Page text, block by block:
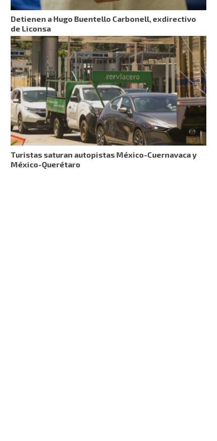
Detienen a Hugo Buentello Carbonell, exdirectivo
de Liconsa
Turistas saturan autopistas México-Cuernavaca y
México-Querétaro